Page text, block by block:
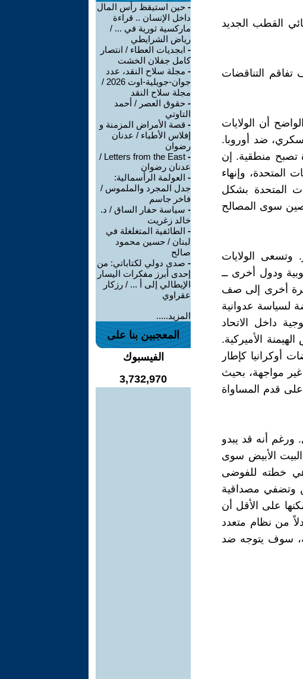
القطب الجديد
تفاقم التناقضات
أن الولايات
ضد أوروبا.
تصبح منطقية. إن
المتحدة، وإنهاء
المتحدة بشكل
سوى المصالح
وتسعى الولايات
ودول أخرى ــ
مرة أخرى إلى صف
لسياسة عدوانية
داخل الاتحاد
الأميركية.
مفاوضات أوكرانيا كإطار
مواجهة، بحيث
قدم المساواة
ورغم أنه قد يبدو
الأبيض سوى
خطته للفوضى
وتضفي مصداقية
على الأقل أن
من نظام متعدد
سوف يتوجه ضد
- حين استيقظ رأس المال
داخل الإنسان .. قراءة
ماركسية ثورية في ... /
رياض الشرايطي
- ابجديات العطاء / انتصار
كامل جفلان الخشت
- مجلة سلاح النقد، عدد
جوان-جويلية-اوت 2026 /
مجلة سلاح النقد
- حقوق العصر / أحمد
التاوتي
- قصة الأمراض المزمنة و
إفلاس الأطباء / عدنان
رضوان
-
Letters from the East /
عدنان رضوان
- العولمة الرأسمالية:
جدل المجرد والملموس /
فاخر جاسم
- سياسة حفار الساق / د.
خالد زغريت
- الطائفية المتغلغلة في
لبنان / حسين محمود
صالح
- صدى دولي لكتاباتي: من
إحدى أبرز مفكرات اليسار
الإيطالي إلى أ ... / رزكار
عقراوي
المزيد.....
المعجبين بنا على
الفيسبوك
3,732,970